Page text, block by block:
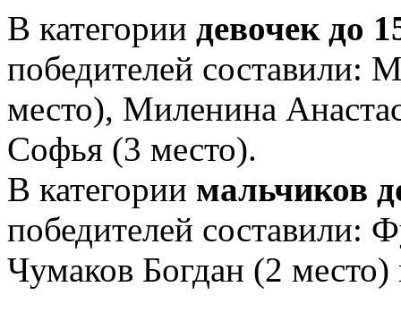
В категории девочек до
победителей составили:
место), Миленина
Софья (3 место).
В категории мальчиков
победителей составили:
Чумаков Богдан (2